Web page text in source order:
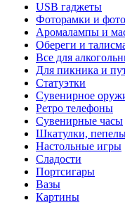
USB гаджеты
Фоторамки и
Аромалампы и
Обереги и
Все для
Для пикника и
Статуэтки
Сувенирное
Ретро телефоны
Сувенирные часы
Шкатулки,
Настольные игры
Сладости
Портсигары
Вазы
Картины